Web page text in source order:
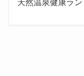
天然温泉健康ラ